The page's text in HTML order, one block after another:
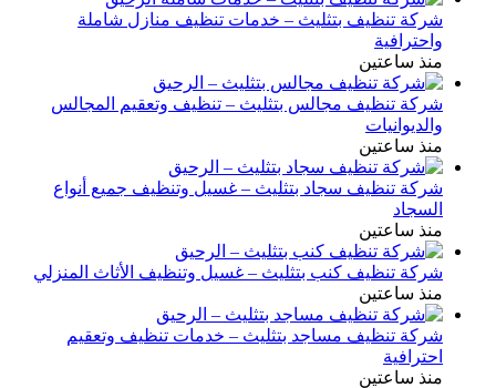
شركة تنظيف بتثليث – خدمات تنظيف منازل شاملة
واحترافية
منذ ساعتين
شركة تنظيف مجالس بتثليث – تنظيف وتعقيم المجالس
والديوانيات
منذ ساعتين
شركة تنظيف سجاد بتثليث – غسيل وتنظيف جميع أنواع
السجاد
منذ ساعتين
شركة تنظيف كنب بتثليث – غسيل وتنظيف الأثاث المنزلي
منذ ساعتين
شركة تنظيف مساجد بتثليث – خدمات تنظيف وتعقيم
احترافية
منذ ساعتين